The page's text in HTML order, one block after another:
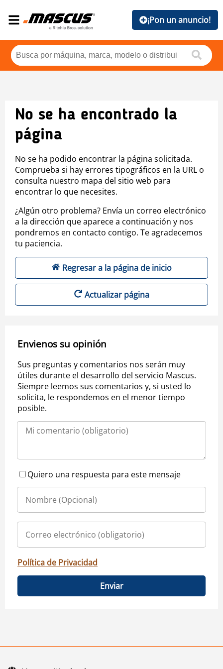
¡Pon un anuncio!
No se ha encontrado la
página
No se ha podido encontrar la página solicitada.
Comprueba si hay errores tipográficos en la URL o
consulta nuestro mapa del sitio web para
encontrar lo que necesites.
¿Algún otro problema? Envía un correo electrónico
a la dirección que aparece a continuación y nos
pondremos en contacto contigo. Te agradecemos
tu paciencia.
Regresar a la página de inicio
Actualizar página
Envienos su opinión
Sus preguntas y comentarios nos serán muy
útiles durante el desarrollo del servicio Mascus.
Siempre leemos sus comentarios y, si usted lo
solicita, le respondemos en el menor tiempo
posible.
Quiero una respuesta para este mensaje
Política de Privacidad
Enviar